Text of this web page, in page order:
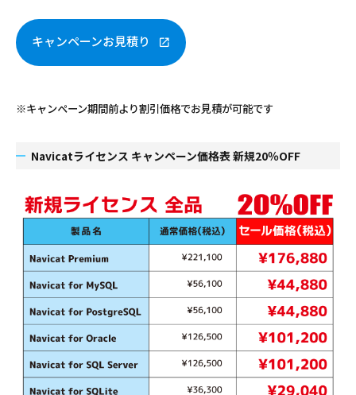
キャンペーンお見積り
※キャンペーン期間前より割引価格でお見積が可能です
Navicatライセンス キャンペーン価格表 新規20％OFF